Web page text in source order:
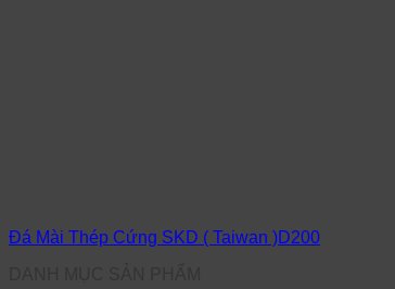
Đá Mài Thép Cứng SKD ( Taiwan )D200